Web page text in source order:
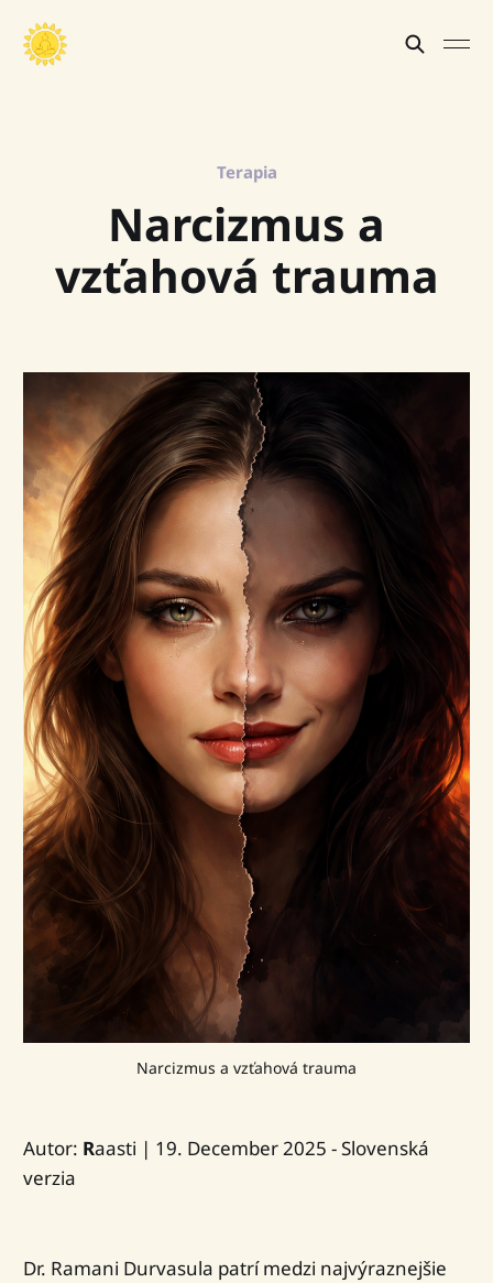
Terapia
Narcizmus a
vzťahová trauma
Narcizmus a vzťahová trauma
Autor: Raasti | 19. December 2025 - Slovenská
verzia
Dr. Ramani Durvasula patrí medzi najvýraznejšie